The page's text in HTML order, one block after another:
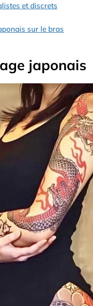
et discrets
sur le bras
japonais